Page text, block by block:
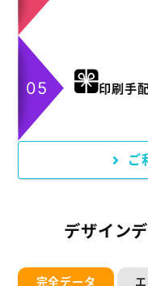
印刷手
ご
デザイン
完全データ